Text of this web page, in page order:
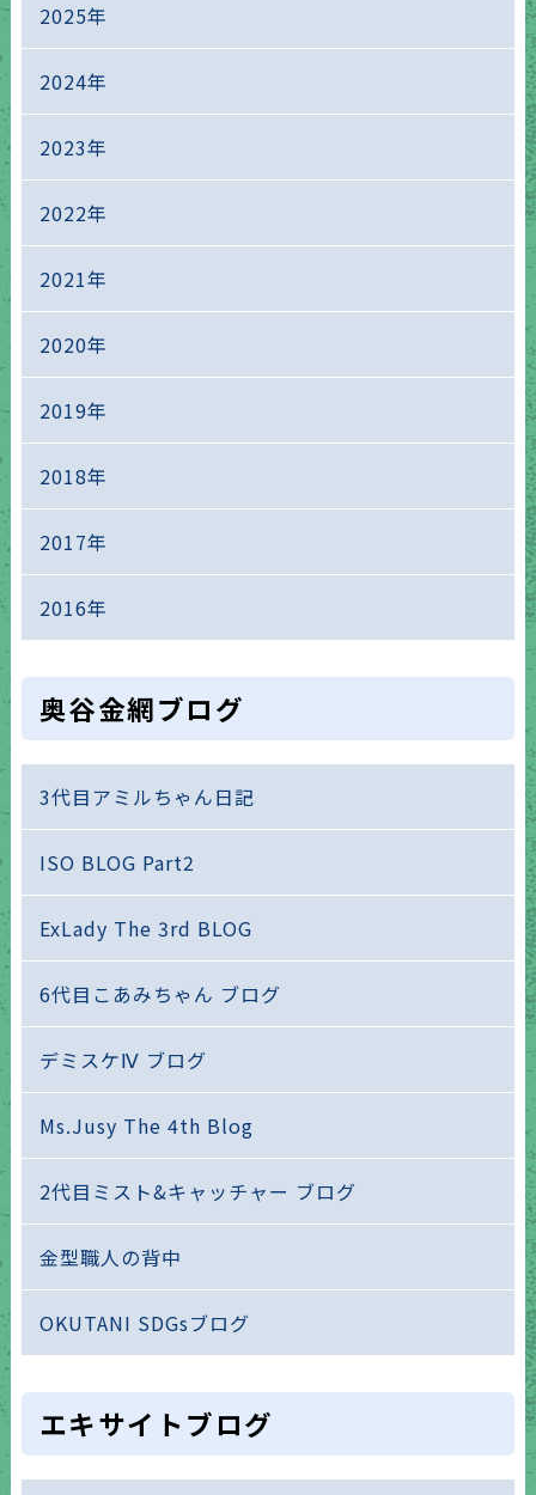
2025年
2024年
2023年
2022年
2021年
2020年
2019年
2018年
2017年
2016年
奥谷金網ブログ
3代目アミルちゃん日記
ISO BLOG Part2
ExLady The 3rd BLOG
6代目こあみちゃん ブログ
デミスケⅣ ブログ
Ms.Jusy The 4th Blog
2代目ミスト&キャッチャー ブログ
金型職人の背中
OKUTANI SDGsブログ
エキサイトブログ